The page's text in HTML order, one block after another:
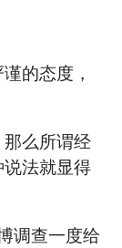
的态度，
么所谓经
法就显得
调查一度给